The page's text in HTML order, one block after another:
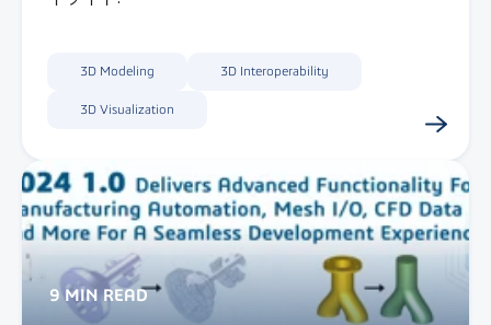
3D Modeling 3D Interoperability
3D Visualization
9 MIN READ